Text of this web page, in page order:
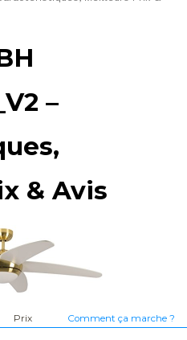
–
& Avis
Prix Comment ça marche ?